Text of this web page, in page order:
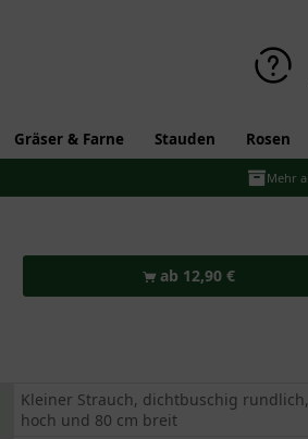
Gräser & Farne Stauden Rosen
Mehr
ab 12,90 €
Kleiner Strauch, dichtbuschig
hoch und 80 cm breit